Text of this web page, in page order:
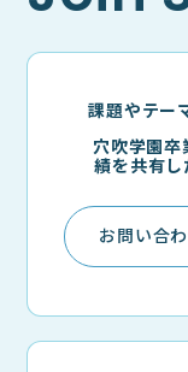
課題やテー
穴吹学園卒
績を共有し
お問い合